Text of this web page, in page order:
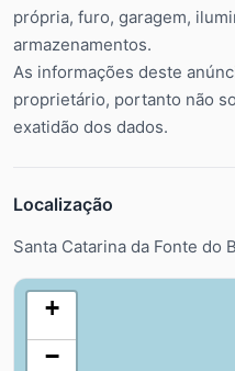
própria, furo, garagem,
armazenamentos.
As informações deste
proprietário, portanto não
exatidão dos dados.
Localização
Santa Catarina da Fonte do
+
−